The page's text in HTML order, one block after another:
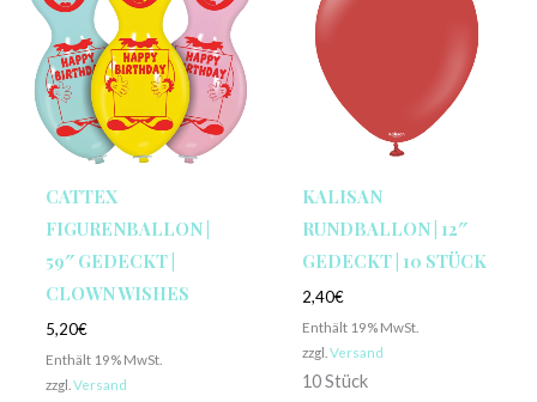
CATTEX
FIGURENBALLON |
59″ GEDECKT |
CLOWN WISHES
5,20€
Enthält 19% MwSt.
zzgl. Versand
KALISAN
RUNDBALLON | 12″
GEDECKT | 10 STÜCK
2,40€
Enthält 19% MwSt.
zzgl. Versand
10 Stück